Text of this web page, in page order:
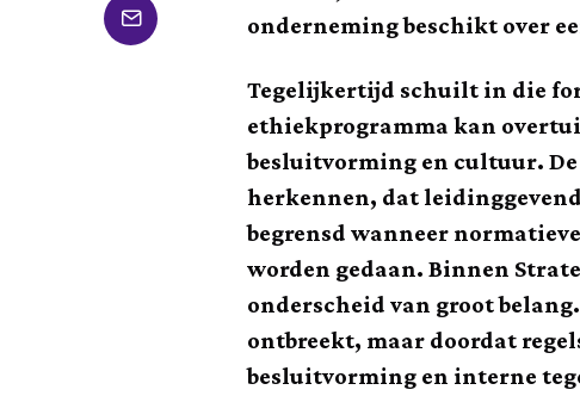
onderneming beschikt over
Tegelijkertijd schuilt in die
ethiekprogramma kan
besluitvorming en cultuur.
herkennen, dat
begrensd wanneer
worden gedaan. Binnen
onderscheid van groot
ontbreekt, maar doordat
besluitvorming en interne